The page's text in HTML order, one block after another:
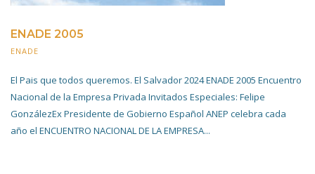
ENADE 2005
ENADE
El Pais que todos queremos. El Salvador 2024 ENADE 2005 Encuentro
Nacional de la Empresa Privada Invitados Especiales: Felipe
GonzálezEx Presidente de Gobierno Español ANEP celebra cada
año el ENCUENTRO NACIONAL DE LA EMPRESA...